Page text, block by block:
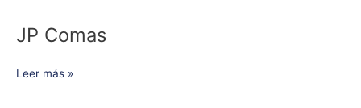
JP Comas
JP
Leer más »